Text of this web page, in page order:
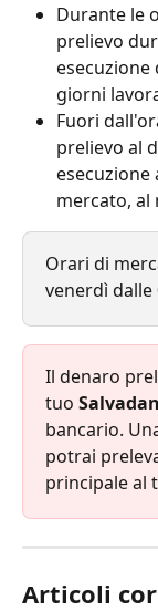
Durante le
prelievo
giorni
Fuori
prelievo al
esecuzione
mercato, al
Orari di
venerdì dalle
Il denaro
tuo
bancario.
potrai
principale al
Articoli